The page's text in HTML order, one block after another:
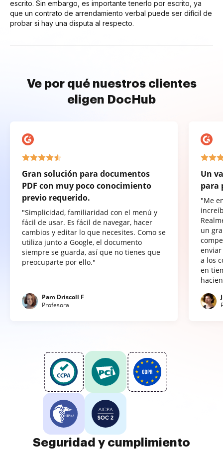
escrito. Sin embargo, es importante tenerlo por escrito, ya
que un contrato de arrendamiento verbal puede ser difícil de
probar si hay una disputa al respecto.
Ve por qué nuestros clientes
eligen DocHub
Gran solución para documentos
PDF con muy poco conocimiento
previo requerido.
"Simplicidad, familiaridad con el menú y
fácil de usar. Es fácil de navegar, hacer
cambios y editar lo que necesites. Como se
utiliza junto a Google, el documento
siempre se guarda, así que no tienes que
preocuparte por ello."
Pam Driscoll F
Profesora
Un
para
"Me
un
a los
en
Seguridad y cumplimiento